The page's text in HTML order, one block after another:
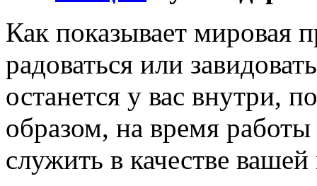
Как показывает мировая
радоваться или
останется у вас внутри,
образом, на время
служить в качестве